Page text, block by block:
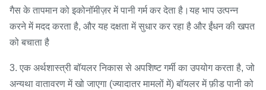
गैस के तापमान को इकोनॉमीज़र में पानी गर्म कर देता है।यह भाप उत्पन्न
करने में मदद करता है, और यह दक्षता में सुधार कर रहा है और ईंधन की खपत
को बचाता है
3. एक अर्थशास्त्री बॉयलर निकास से अपशिष्ट गर्मी का उपयोग करता है, जो
अन्यथा वातावरण में खो जाएगा (ज्यादातर मामलों में) बॉयलर में फ़ीड पानी को